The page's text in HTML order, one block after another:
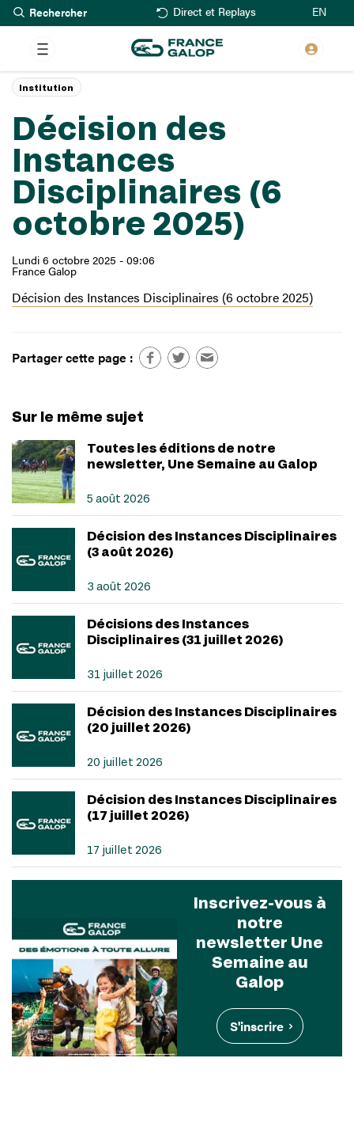
Aller
au
contenu
principal
Rechercher Direct et Replays EN
Décision des
Instances
Disciplinaires (6
octobre 2025)
Lundi 6 octobre 2025 - 09:06
France Galop
Institution
Décision des Instances Disciplinaires (6 octobre 2025)
Partager cette page :
Sur le même sujet
Toutes les éditions de notre
newsletter, Une Semaine au Galop
5 août 2026
Décision des Instances Disciplinaires
(3 août 2026)
3 août 2026
Décisions des Instances
Disciplinaires (31 juillet 2026)
31 juillet 2026
Décision des Instances Disciplinaires
(20 juillet 2026)
20 juillet 2026
Décision des Instances Disciplinaires
(17 juillet 2026)
17 juillet 2026
Inscrivez-vous à
notre
newsletter Une
Semaine au
Galop
S'inscrire